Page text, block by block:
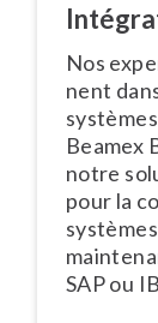
Nos
nent
Beamex
notre
pour la
SAP ou